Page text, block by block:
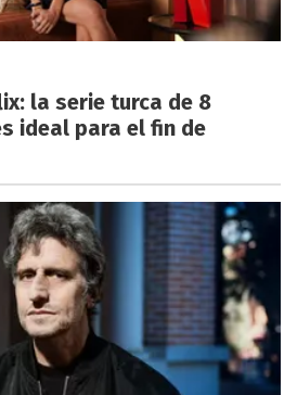
la serie turca de 8
ideal para el fin de